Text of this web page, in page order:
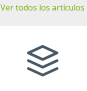
Ver todos los artículos